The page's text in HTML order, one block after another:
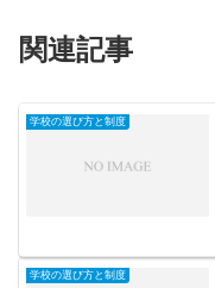
関連記事
学校の選び方と制度
学校の選び方と制度